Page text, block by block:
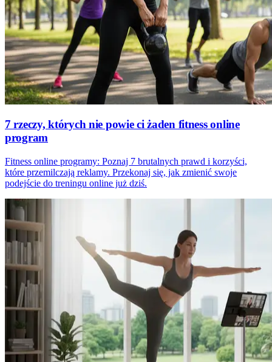
7 rzeczy, których nie powie ci żaden fitness online
program
Fitness online programy: Poznaj 7 brutalnych prawd i korzyści,
które przemilczają reklamy. Przekonaj się, jak zmienić swoje
podejście do treningu online już dziś.